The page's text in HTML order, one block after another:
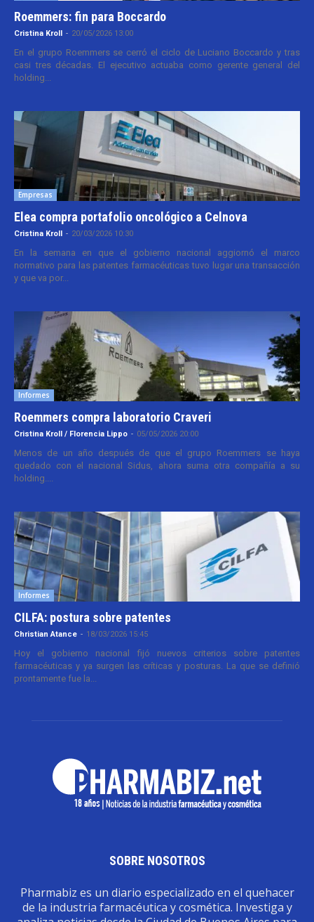
Roemmers: fin para Boccardo
Cristina Kroll - 20/05/2026 13:00
En el grupo Roemmers se cerró el ciclo de Luciano Boccardo y tras
casi tres décadas. El ejecutivo actuaba como gerente general del
holding...
Empresas
Elea compra portafolio oncológico a Celnova
Cristina Kroll - 20/03/2026 10:30
En la semana en que el gobierno nacional aggiornó el marco
normativo para las patentes farmacéuticas tuvo lugar una transacción
y que va por...
Informes
Roemmers compra laboratorio Craveri
Cristina Kroll / Florencia Lippo - 05/05/2026 20:00
Menos de un año después de que el grupo Roemmers se haya
quedado con el nacional Sidus, ahora suma otra compañía a su
holding....
Informes
CILFA: postura sobre patentes
Christian Atance - 18/03/2026 15:45
Hoy el gobierno nacional fijó nuevos criterios sobre patentes
farmacéuticas y ya surgen las críticas y posturas. La que se definió
prontamente fue la...
SOBRE NOSOTROS
Pharmabiz es un diario especializado en el quehacer
de la industria farmacéutica y cosmética. Investiga y